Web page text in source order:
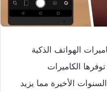
الهواتف الذكية
الكاميرات
الأخيرة مما يزيد